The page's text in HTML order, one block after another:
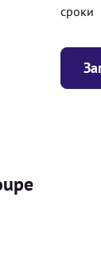
сроки